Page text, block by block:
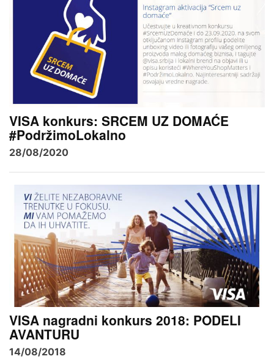
VISA konkurs: SRCEM UZ DOMAĆE
#PodržimoLokalno
28/08/2020
VISA nagradni konkurs 2018: PODELI
AVANTURU
14/08/2018